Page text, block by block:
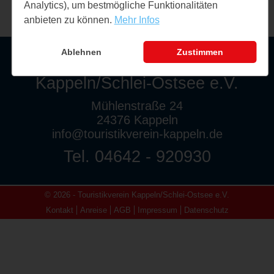
Touristikverein
Kappeln/Schlei-Ostsee e.V.
Mühlenstraße 24
24376 Kappeln
info@touristikverein-kappeln.de
Tel. 04642 - 920930
© 2026 - Touristikverein Kappeln/Schlei-Ostsee e.V.
Kontakt
Anreise AGB Impressum Datenschutz
Analytics), um bestmögliche Funktionalitäten
anbieten zu können. Mehr Infos
Ablehnen Zustimmen